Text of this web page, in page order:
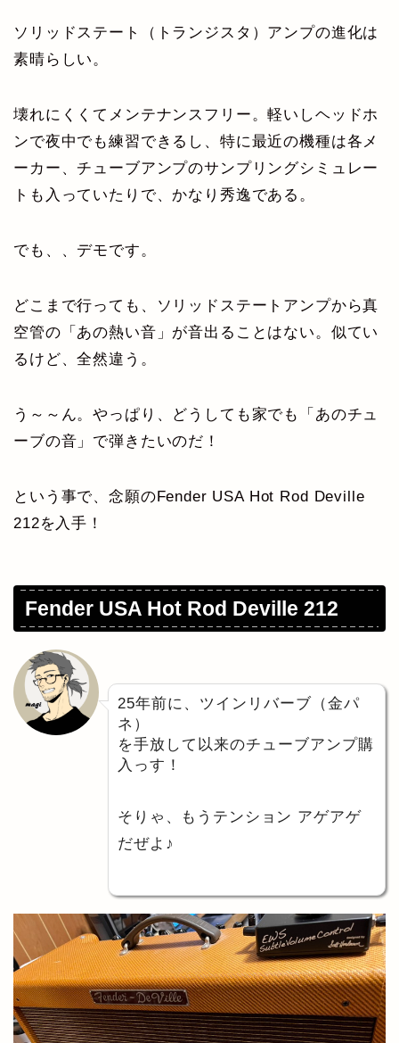
ソリッドステート（トランジスタ）アンプの進化は
素晴らしい。
壊れにくくてメンテナンスフリー。軽いしヘッドホ
ンで夜中でも練習できるし、特に最近の機種は各メ
ーカー、チューブアンプのサンプリングシミュレー
トも入っていたりで、かなり秀逸である。
でも、、デモです。
どこまで行っても、ソリッドステートアンプから真
空管の「あの熱い音」が音出ることはない。似てい
るけど、全然違う。
う～～ん。やっぱり、どうしても家でも「あのチュ
ーブの音」で弾きたいのだ！
という事で、念願のFender USA Hot Rod Deville
212を入手！
Fender USA Hot Rod Deville 212
25年前に、ツインリバーブ（金パ
ネ）
を手放して以来のチューブアンプ購
入っす！
そりゃ、もうテンション アゲアゲ
だぜよ♪